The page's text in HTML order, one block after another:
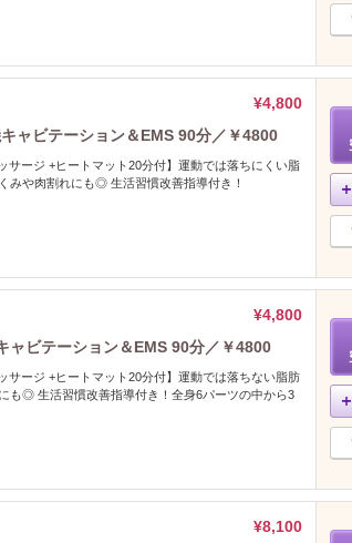
¥4,800
ャビテーション＆EMS 90分／￥4800
サージ +ヒートマット20分付】運動では落ちにくい脂
みや肉割れにも◎ 生活習慣改善指導付き！
¥4,800
ビテーション＆EMS 90分／￥4800
サージ +ヒートマット20分付】運動では落ちない脂肪
も◎ 生活習慣改善指導付き！全身6パーツの中から3
¥8,100